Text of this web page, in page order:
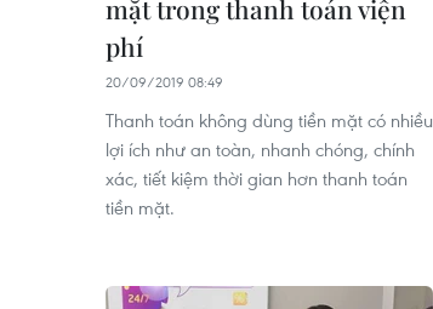
mặt trong thanh toán viện
phí
20/09/2019 08:49
Thanh toán không dùng tiền mặt có nhiều
lợi ích như an toàn, nhanh chóng, chính
xác, tiết kiệm thời gian hơn thanh toán
tiền mặt.